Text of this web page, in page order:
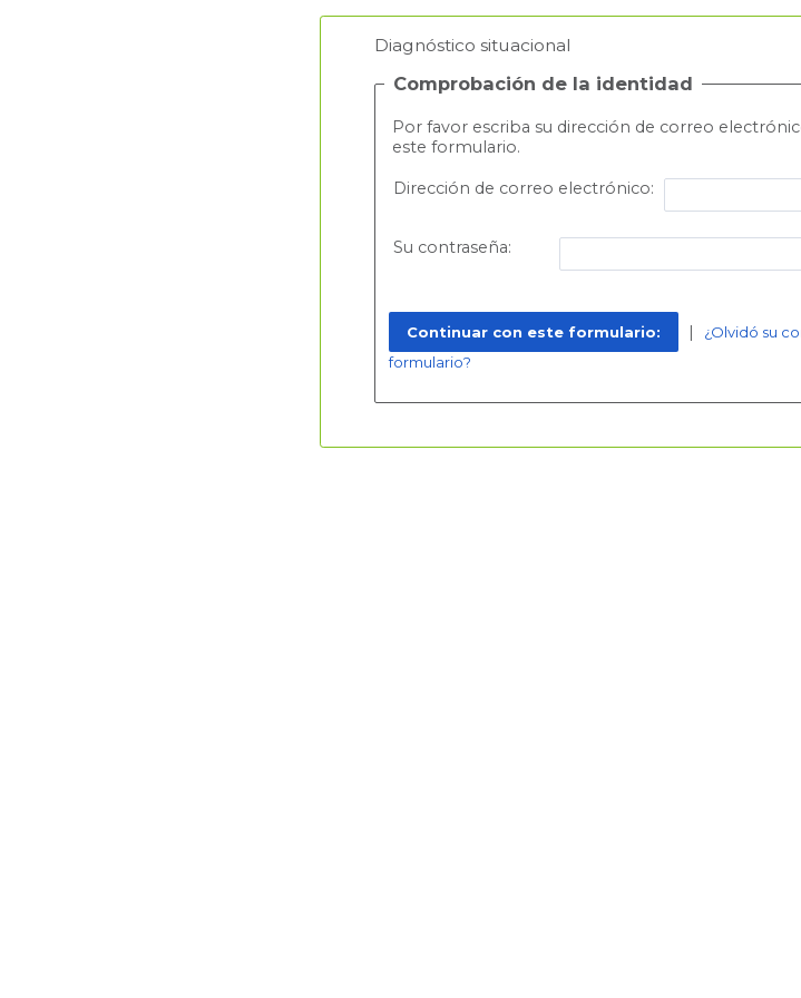
Diagnóstico situacional
Comprobación de la identidad
Por favor escriba su dirección de correo
este formulario.
Dirección de correo electrónico:
Su contraseña:
| ¿Olvidó su
formulario?